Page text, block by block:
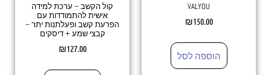
VALYOU
₪150.00
הוספה לסל
קול הקשב – ערכת למידה
אישית להתמודדות עם
הפרעת קשב ופעלתנות יתר –
קבצי שמע + דיסקים
₪127.00